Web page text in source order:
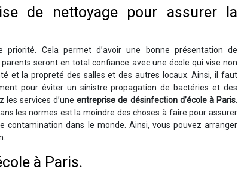
de nettoyage pour assurer la
Cela permet d’avoir une bonne présentation de
seront en total confiance avec une école qui vise non
et la propreté des salles et des autres locaux. Ainsi, il faut
pour éviter un sinistre propagation de bactéries et des
les services d’uneentreprise de désinfection d’école à Paris.
les normes est la moindre des choses à faire pour assurer
contamination dans le monde. Ainsi, vous pouvez arranger
à Paris.